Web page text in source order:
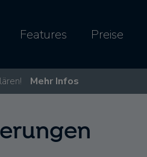
Features Preise
Mehr Infos